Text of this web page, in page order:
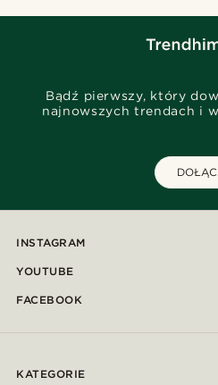
Bądź pierwszy, który
najnowszych trendach i
INSTAGRAM
YOUTUBE
FACEBOOK
KATEGORIE